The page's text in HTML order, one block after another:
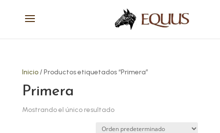
Inicio/ Productos etiquetados “Primera”
Primera
Mostrando el único resultado